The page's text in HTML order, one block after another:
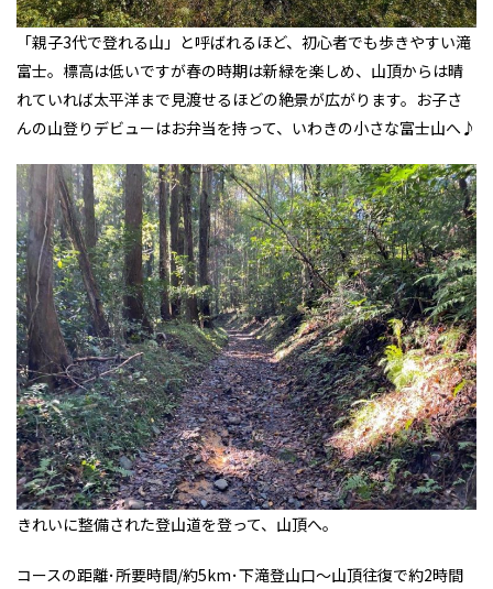
「親子3代で登れる山」と呼ばれるほど、初心者でも歩きやすい滝
富士。標高は低いですが春の時期は新緑を楽しめ、山頂からは晴
れていれば太平洋まで見渡せるほどの絶景が広がります。お子さ
んの山登りデビューはお弁当を持って、いわきの小さな富士山へ♪
きれいに整備された登山道を登って、山頂へ。
コースの距離･所要時間/約5km･下滝登山口～山頂往復で約2時間